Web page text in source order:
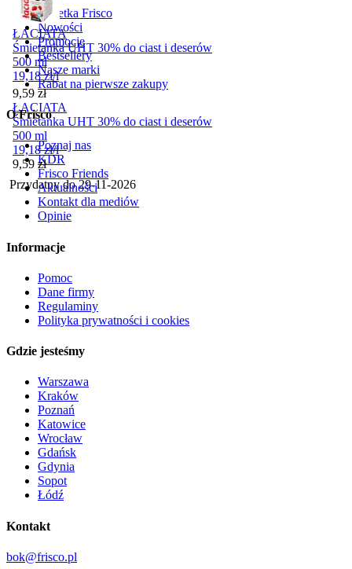
ŁACIATA
Śmietanka UHT 30% do ciast i deserów
500 ml
19,18 zł/l
Cena
9,59 zł
ŁACIATA
Śmietanka UHT 30% do ciast i deserów
500 ml
19,18 zł/l
Cena
9,59 zł
Przydatny do29-11-2026
Gazetka Frisco
Nowości
Promocje
Bestsellery
Nasze marki
Rabat na pierwsze zakupy
O Frisco
Poznaj nas
KDR
Frisco Friends
Aktualności
Kontakt dla mediów
Opinie
Informacje
Pomoc
Dane firmy
Regulaminy
Polityka prywatności i cookies
Gdzie jesteśmy
Warszawa
Kraków
Poznań
Katowice
Wrocław
Gdańsk
Gdynia
Sopot
Łódź
Kontakt
bok@frisco.pl